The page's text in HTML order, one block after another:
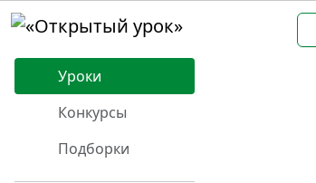
Уроки
Конкурсы
Подборки